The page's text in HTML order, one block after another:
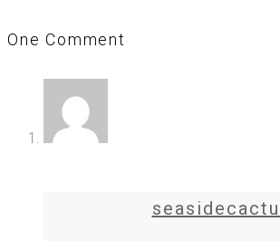
One Comment